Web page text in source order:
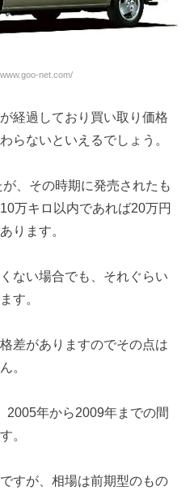
net.com/
経過しており買い取り価格
らないといえるでしょう。
、その時期に発売されたも
万キロ以内であれば20万円
ります。
ない場合でも、それぐらい
す。
差がありますのでその点は
。
2005年から2009年までの間
。
すが、相場は前期型のもの